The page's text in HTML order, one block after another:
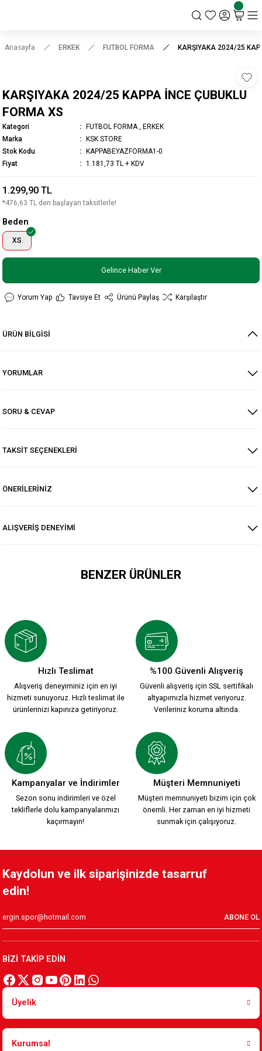
Anasayfa ERKEK FUTBOL FORMA KARŞIYAKA 2024/25
KARŞIYAKA 2024/25 KAPPA İNCE ÇUBUKLU
FORMA XS
Kategori FUTBOL FORMA
ERKEK
Marka
KSK STORE
Stok Kodu
KAPPABEYAZFORMA1-0
Fiyat
1.181,73 TL + KDV
1.299,90 TL
*476,63 TL den başlayan taksitlerle!
Beden
XS
Gelince Haber Ver
Yorum Yap Tavsiye Et Ürünü Paylaş Karşılaştır
ÜRÜN BİLGİSİ
YORUMLAR
SORU & CEVAP
TAKSİT SEÇENEKLERİ
ÖNERİLERİNİZ
ALIŞVERİŞ DENEYİMİ
BENZER ÜRÜNLER
1.912,00 TL
HUMMEL 2026-2027 YENİ SEZON ÇUBUKLU FORMAMIZ
2.200,00 TL
HUMMEL 2026-2027 YENİ SEZON KARŞIYAKA KREM
2.200,00 TL
ÇUBUKLU TARAFTAR FORMASI
1.700,00 TL 1.700,00 TL
Hızlı Teslimat
Alışveriş deneyiminiz için en iyi
hizmeti sunuyoruz. Hızlı teslimat ile
ürünlerinizi kapınıza getiriyoruz.
%100 Güvenli Alışveriş
Güvenli alışveriş için SSL sertifikalı
altyapımızla hizmet veriyoruz.
Verileriniz koruma altında.
Kampanyalar ve İndirimler
Sezon sonu indirimleri ve özel
tekliflerle dolu kampanyalarımızı
kaçırmayın!
Müşteri Memnuniyeti
Müşteri memnuniyeti bizim için çok
önemli. Her zaman en iyi hizmeti
sunmak için çalışıyoruz.
Kaydolun ve ilk siparişinizde tasarruf
edin!
ABONE OL
BİZİ TAKİP EDİN
Üyelik
Kurumsal